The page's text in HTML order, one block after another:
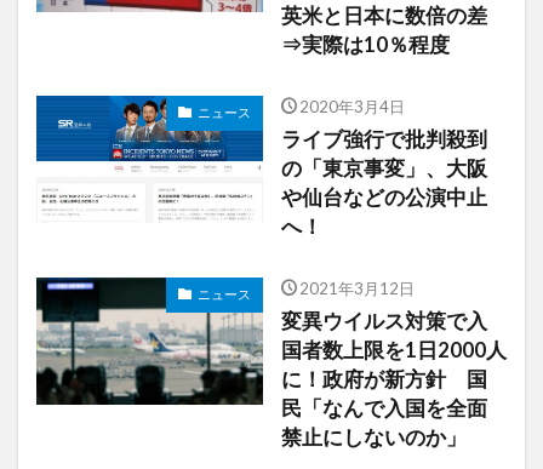
英米と日本に数倍の差
⇒実際は10％程度
ニュース 2020年3月4日
ライブ強行で批判殺到
の「東京事変」、大阪
や仙台などの公演中止
へ！
ニュース 2021年3月12日
変異ウイルス対策で入
国者数上限を1日2000人
に！政府が新方針 国
民「なんで入国を全面
禁止にしないのか」